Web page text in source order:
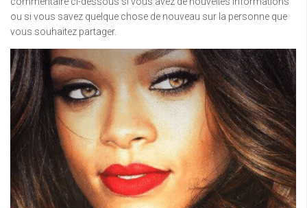
ou si vous savez quelque chose de nouveau sur la personne que
vous souhaitez partager.